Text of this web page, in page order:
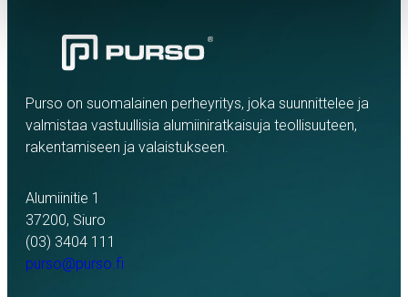
Purso on suomalainen perheyritys, joka suunnittelee ja
valmistaa vastuullisia alumiiniratkaisuja teollisuuteen,
rakentamiseen ja valaistukseen.
Alumiinitie 1
37200, Siuro
(03) 3404 111
purso@purso.fi